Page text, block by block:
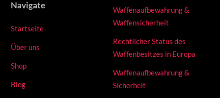
Navigate
Startseite
Über uns
Shop
Blog
Waffenaufbewahrung &
Waffensicherheit
Rechtlicher Status des
Waffenbesitzes in Europa
Waffenaufbewahrung &
Sicherheit